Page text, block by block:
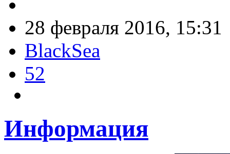
28 февраля 2016, 15:31
BlackSea
52
Информация